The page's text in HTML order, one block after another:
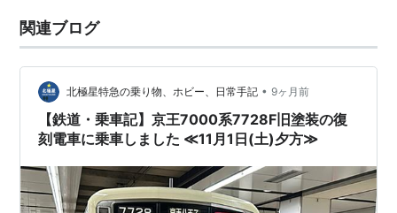
関連ブログ
北極星特急の乗り物、ホビー、日常手記 • 9ヶ月前
【鉄道・乗車記】京王7000系7728F旧塗装の復
刻電車に乗車しました ≪11月1日(土)夕方≫